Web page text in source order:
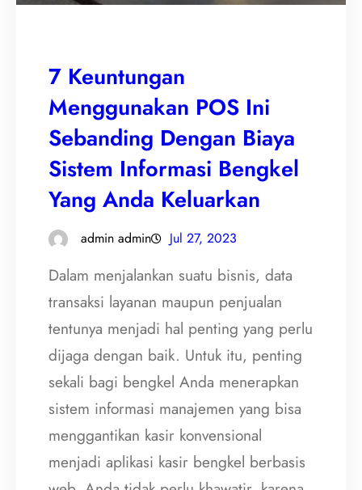
7 Keuntungan
Menggunakan POS Ini
Sebanding Dengan Biaya
Sistem Informasi Bengkel
Yang Anda Keluarkan
admin admin Jul 27, 2023
Dalam menjalankan suatu bisnis, data
transaksi layanan maupun penjualan
tentunya menjadi hal penting yang perlu
dijaga dengan baik. Untuk itu, penting
sekali bagi bengkel Anda menerapkan
sistem informasi manajemen yang bisa
menggantikan kasir konvensional
menjadi aplikasi kasir bengkel berbasis